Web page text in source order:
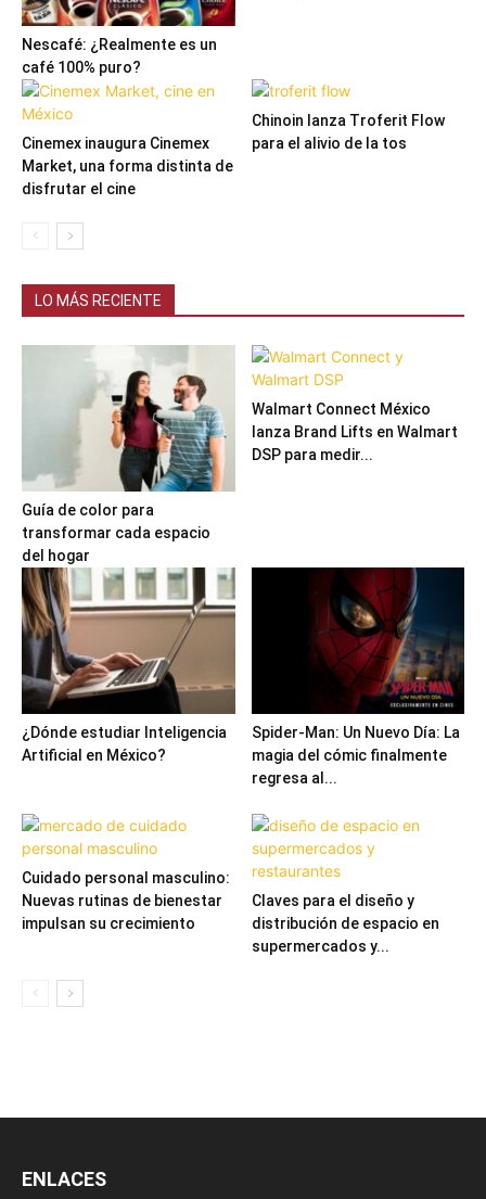
Nescafé: ¿Realmente es un
café 100% puro?
Cinemex inaugura Cinemex
Market, una forma distinta de
disfrutar el cine
Chinoin lanza Troferit Flow
para el alivio de la tos
LO MÁS RECIENTE
Guía de color para
transformar cada espacio
del hogar
Walmart Connect México
lanza Brand Lifts en Walmart
DSP para medir...
¿Dónde estudiar Inteligencia
Artificial en México?
Spider-Man: Un Nuevo Día: La
magia del cómic finalmente
regresa al...
Cuidado personal masculino:
Nuevas rutinas de bienestar
impulsan su crecimiento
Claves para el diseño y
distribución de espacio en
supermercados y...
ENLACES